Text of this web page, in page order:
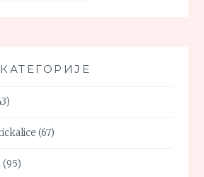
КАТЕГОРИЈЕ
(67)
(95)